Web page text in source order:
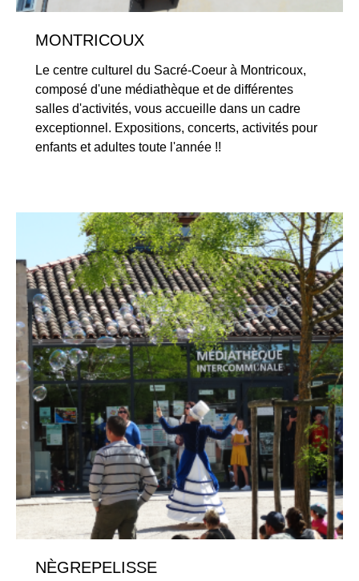
MONTRICOUX
Le centre culturel du Sacré-Coeur à Montricoux,
composé d'une médiathèque et de différentes
salles d'activités, vous accueille dans un cadre
exceptionnel. Expositions, concerts, activités pour
enfants et adultes toute l'année !!
NÈGREPELISSE